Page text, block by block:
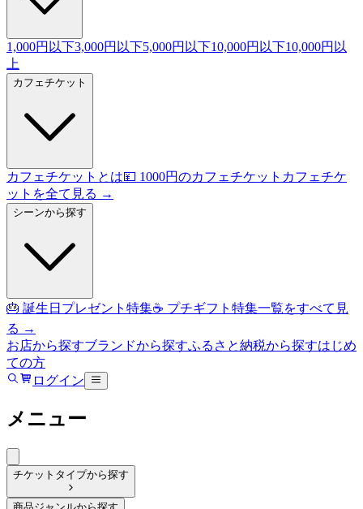
1,000円以下3,000円以下5,000円以下10,000円以下10,000円以
上
カフェチケット
カフェチケットとは💴 1000円のカフェチケット カフェチケ
ットを全て見る →
シーンから探す
🎂 誕生日プレゼント特集☕ プチギフト特集一覧をすべて見
る →
お店から探すブランドから探すふるさと納税から探すはじめ
ての方
ログイン
メニュー
チケットタイプから探す